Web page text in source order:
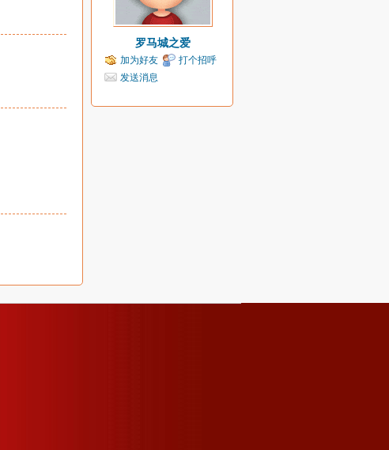
罗马城之爱
加为好友
打个招呼
发送消息